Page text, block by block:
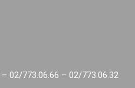
02/773.06.66 – 02/773.06.32